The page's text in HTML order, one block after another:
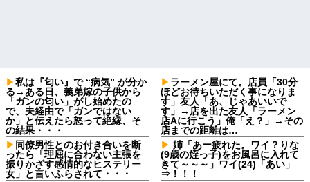
私は『匂い』で “病気” が分か
る→ある日、義弟嫁の子供から
「ガンの匂い」がし始めたの
で、夫経由で「ガンではない
か」と伝えたら怒って絶縁、そ
の結果・・・
同僚男性とのお付き合いを断
ったら「理屈に合わない主張を
振りかざす感情的なヒステリー
女」と言いふらされて・・・
ラーメン屋にて。店員「30分
ほどお待ちいただく事になりま
す」友人「あ、じゃあいいで
す」→店を出た友人「ラーメン
店Aに行こう」俺「え？」→その
店までの距離は…
姉「あー疲れた。ワイ？りな
(9歳の姪っ子)をお風呂に入れて
きて～～～」ワイ(24)「あい」
⇒！！！